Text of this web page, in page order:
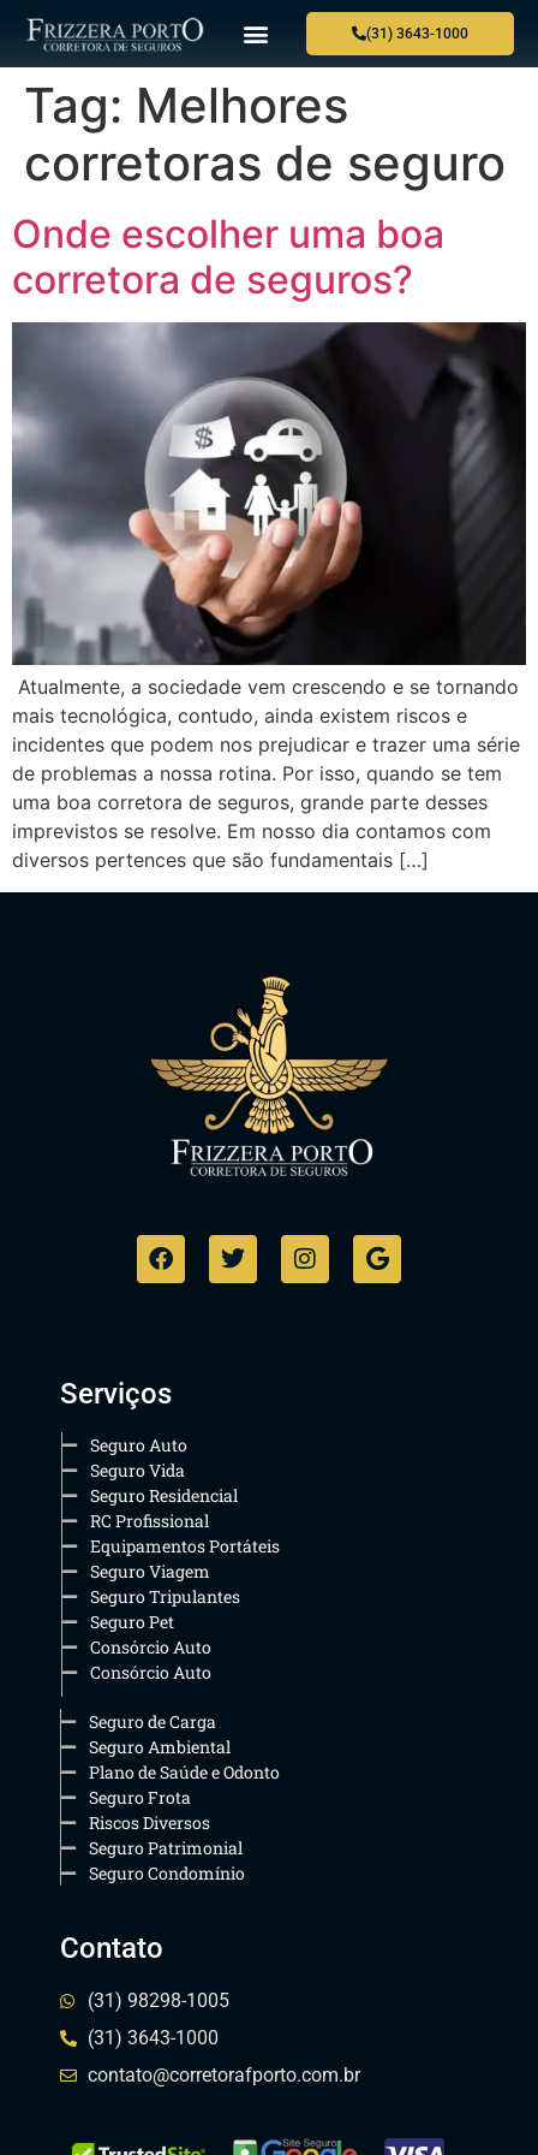
(31) 3643-1000
Tag: Melhores
corretoras de seguro
Onde escolher uma boa
corretora de seguros?
Atualmente, a sociedade vem crescendo e se tornando
mais tecnológica, contudo, ainda existem riscos e
incidentes que podem nos prejudicar e trazer uma série
de problemas a nossa rotina. Por isso, quando se tem
uma boa corretora de seguros, grande parte desses
imprevistos se resolve. Em nosso dia contamos com
diversos pertences que são fundamentais […]
Serviços
Seguro Auto
Seguro Vida
Seguro Residencial
RC Profissional
Equipamentos Portáteis
Seguro Viagem
Seguro Tripulantes
Seguro Pet
Consórcio Auto
Consórcio Auto
Seguro de Carga
Seguro Ambiental
Plano de Saúde e Odonto
Seguro Frota
Riscos Diversos
Seguro Patrimonial
Seguro Condomínio
Contato
(31) 98298-1005
(31) 3643-1000
contato@corretorafporto.com.br